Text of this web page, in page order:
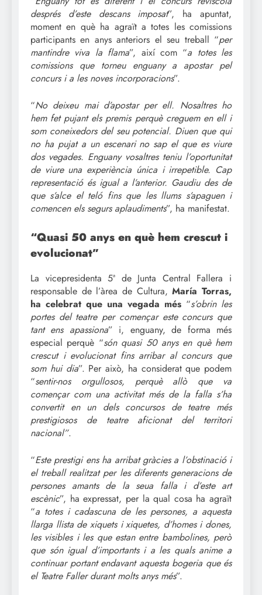
després d’este descans imposat”, ha apuntat,
moment en què ha agraït a totes les comissions
participants en anys anteriors el seu treball “per
mantindre viva la flama”, així com “a totes les
comissions que torneu enguany a apostar pel
concurs i a les noves incorporacions”.
“No deixeu mai d’apostar per ell. Nosaltres ho
hem fet pujant els premis perquè creguem en ell i
som coneixedors del seu potencial. Diuen que qui
no ha pujat a un escenari no sap el que es viure
dos vegades. Enguany vosaltres teniu l’oportunitat
de viure una experiència única i irrepetible. Cap
representació és igual a l’anterior. Gaudiu des de
que s’alce el teló fins que les llums s’apaguen i
comencen els segurs aplaudiments”, ha manifestat.
“Quasi 50 anys en què hem crescut i
evolucionat”
La vicepresidenta 5ª de Junta Central Fallera i
responsable de l’àrea de Cultura,María Torras,
ha celebrat que una vegada més “s’obrin les
portes del teatre per començar este concurs que
tant ens apassiona” i, enguany, de forma més
especial perquè “són quasi 50 anys en què hem
crescut i evolucionat fins arribar al concurs que
som hui dia”. Per això, ha considerat que podem
“sentir-nos orgullosos, perquè allò que va
començar com una activitat més de la falla s’ha
convertit en un dels concursos de teatre més
prestigiosos de teatre aficionat del territori
nacional”.
“Este prestigi ens ha arribat gràcies a l’obstinació i
el treball realitzat per les diferents generacions de
persones amants de la seua falla i d’este art
escènic”, ha expressat, per la qual cosa ha agraït
“a totes i cadascuna de les persones, a aquesta
llarga llista de xiquets i xiquetes, d’homes i dones,
les visibles i les que estan entre bambolines, però
que són igual d’importants i a les quals anime a
continuar portant endavant aquesta bogeria que és
el Teatre Faller durant molts anys més”.